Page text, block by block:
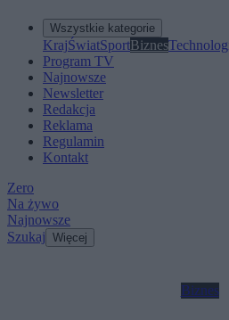
Wszystkie kategorie
KrajŚwiatSportBiznes
Program TV
Najnowsze
Newsletter
Redakcja
Reklama
Regulamin
Kontakt
Zero
Na żywo
Najnowsze
Szukaj Więcej
Biznes